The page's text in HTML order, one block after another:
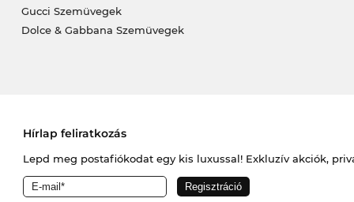
Gucci Szemüvegek
Dolce & Gabbana Szemüvegek
Hírlap feliratkozás
Lepd meg postafiókodat egy kis luxussal! Exkluzív akciók,